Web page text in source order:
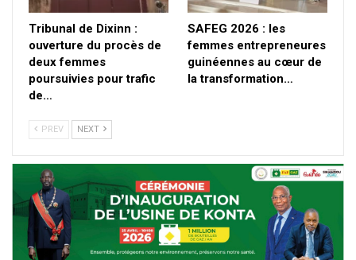
Tribunal de Dixinn :
ouverture du procès de
deux femmes
poursuivies pour trafic
de…
SAFEG 2026 : les
femmes entrepreneures
guinéennes au cœur de
la transformation…
PREV NEXT